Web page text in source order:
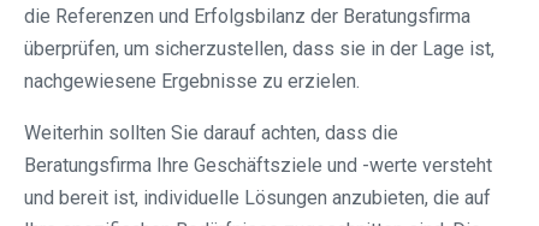
die Referenzen und Erfolgsbilanz der Beratungsfirma
überprüfen, um sicherzustellen, dass sie in der Lage ist,
nachgewiesene Ergebnisse zu erzielen.
Weiterhin sollten Sie darauf achten, dass die
Beratungsfirma Ihre Geschäftsziele und -werte versteht
und bereit ist, individuelle Lösungen anzubieten, die auf